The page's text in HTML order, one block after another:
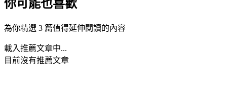
你可能也喜歡
為你精選 3 篇值得延伸閱讀的內容
載入推薦文章中...
目前沒有推薦文章